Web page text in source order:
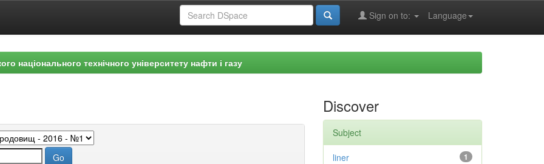
Language
Sign on to:
національного технічного університету нафти і газу
Discover
Subject
1
liner